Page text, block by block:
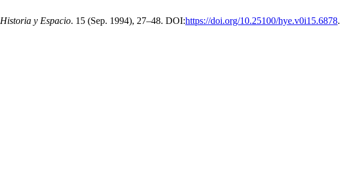
Historia y Espacio. 15 (Sep. 1994), 27–48. DOI:https://doi.org/10.25100/hye.v0i15.6878.